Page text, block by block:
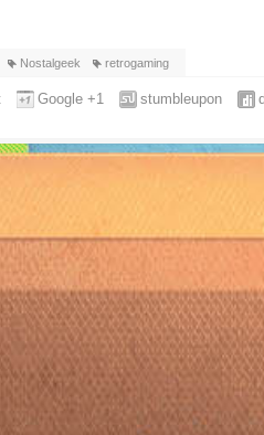
Nostalgeek retrogaming
stumbleupon
Google +1